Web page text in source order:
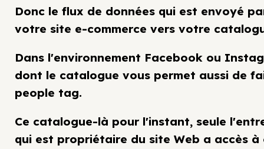
Donc le flux de données qui est envoyé
votre site e-commerce vers votre
Dans l'environnement Facebook ou
dont le catalogue vous permet aussi de
people tag.
Ce catalogue-là pour l'instant, seule
qui est propriétaire du site Web a accès